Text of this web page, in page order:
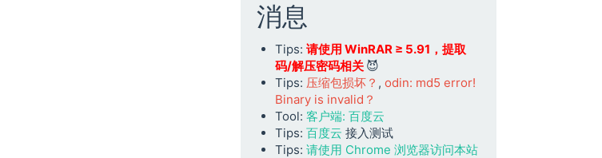
消息
Tips: 请使用 WinRAR ≥ 5.91，提取
码/解压密码相关 😈
Tips: 压缩包损坏？ , odin: md5 error!
Binary is invalid？
Tool: 客户端: 百度云
Tips: 百度云 接入测试
Tips: 请使用 Chrome 浏览器访问本站